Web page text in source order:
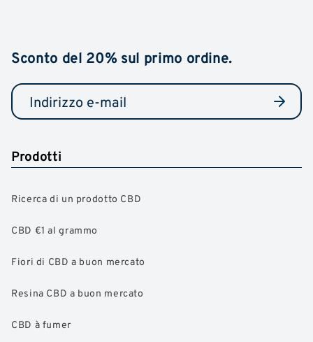
Sconto del 20% sul primo ordine.
Prodotti
Ricerca di un prodotto CBD
CBD €1 al grammo
Fiori di CBD a buon mercato
Resina CBD a buon mercato
CBD à fumer